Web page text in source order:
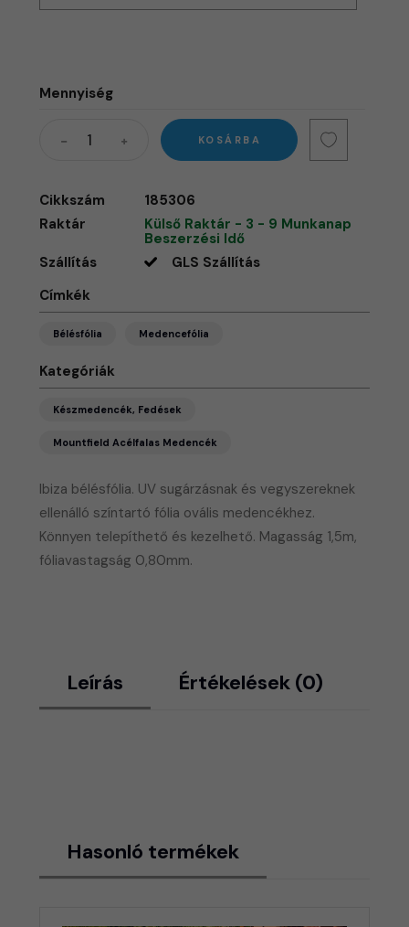
Ibiza bélésfólia. UV sugárzásnak és vegyszereknek
ellenálló színtartó fólia ovális medencékhez.
Könnyen telepíthető és kezelhető. Magasság 1,5m,
fóliavastagság 0,80mm.
Mennyiség
KOSÁRBA
Cikkszám
185306
Raktár
Külső Raktár - 3 - 9 Munkanap
Beszerzési Idő
Szállítás
GLS Szállítás
Címkék
Bélésfólia Medencefólia
Kategóriák
Készmedencék, Fedések
Mountfield Acélfalas Medencék
Leírás Értékelések (0)
Hasonló termékek